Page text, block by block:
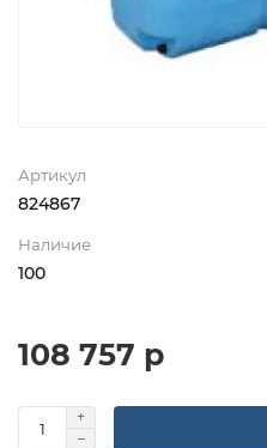
Артикул
824867
Наличие
100
108 757 р